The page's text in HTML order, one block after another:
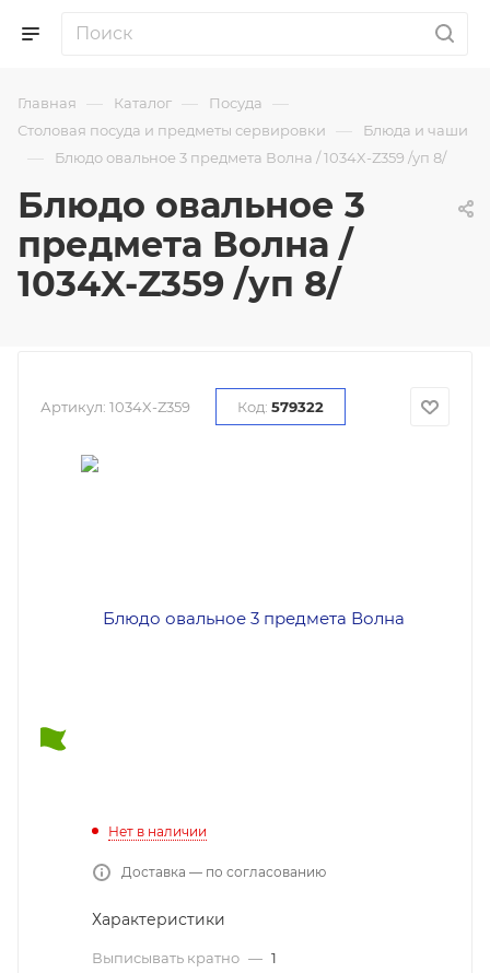
Главная — Каталог — Посуда —
Столовая посуда и предметы сервировки — Блюда и чаши
— Блюдо овальное 3 предмета Волна / 1034X-Z359 /уп 8/
Блюдо овальное 3
предмета Волна /
1034X-Z359 /уп 8/
Артикул: 1034X-Z359 Код: 579322
Нет в наличии
Доставка — по согласованию
Характеристики
Выписывать кратно — 1